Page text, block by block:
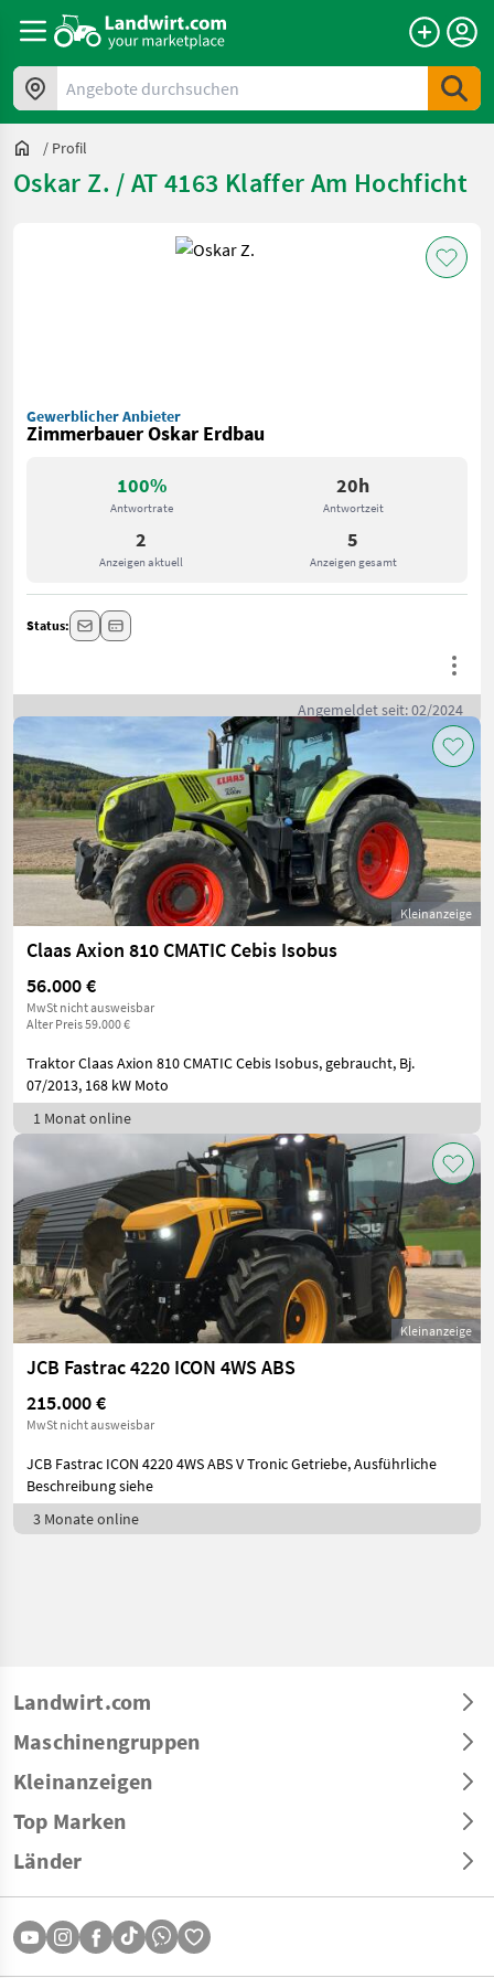
Angebote durchsuchen
/ Profil
Oskar Z. / AT 4163 Klaffer Am Hochficht
Gewerblicher Anbieter
Zimmerbauer Oskar Erdbau
100%
Antwortrate
20h
Antwortzeit
2
Anzeigen aktuell
5
Anzeigen gesamt
Status:
Angemeldet seit: 02/2024
Kleinanzeige
Claas Axion 810 CMATIC Cebis Isobus
56.000 €
MwSt nicht ausweisbar
Alter Preis 59.000 €
Traktor Claas Axion 810 CMATIC Cebis Isobus, gebraucht, Bj.
07/2013, 168 kW Moto
1 Monat online
Kleinanzeige
JCB Fastrac 4220 ICON 4WS ABS
215.000 €
MwSt nicht ausweisbar
JCB Fastrac ICON 4220 4WS ABS V Tronic Getriebe, Ausführliche
Beschreibung siehe
3 Monate online
Landwirt.com
Maschinengruppen
Kleinanzeigen
Top Marken
Länder